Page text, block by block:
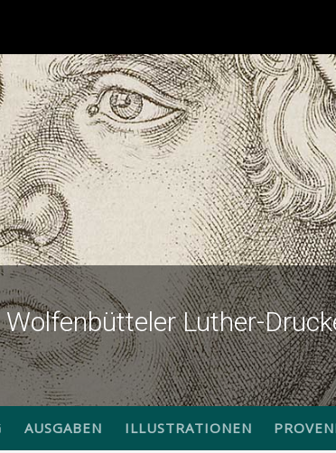
Luther-
AUSGABEN ILLUSTRATIONEN